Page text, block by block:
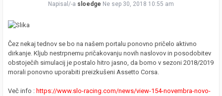
Napisal/-a sloedge Ne sep 30, 2018 10:55 am
Čez nekaj tednov se bo na našem portalu ponovno pričelo aktivno
dirkanje. Kljub nestrpnemu pričakovanju novih naslovov in posodobitev
obstoječih simulacij je postalo hitro jasno, da bomo v sezoni 2018/2019
morali ponovno uporabiti preizkušeni Assetto Corsa.
Več info : https://www.slo-racing.com/news/view-154-novembra-novo-